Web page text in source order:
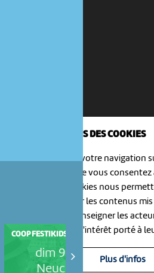
NOUS UTILISONS DES COOKIES
En poursuivant votre navigation
culturoscoPe site vous
cookies. Les cookies nous
le trafic, d’affiner les contenus
disposition et renseigner les
culturel·le·s sur l'intérêt porté à
Plus d'infos
COOP FESTIKIDS OPENAIR 2026
dim 9 août
Neuchâtel